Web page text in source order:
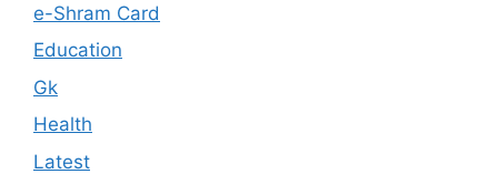
e-Shram Card
Education
Gk
Health
Latest